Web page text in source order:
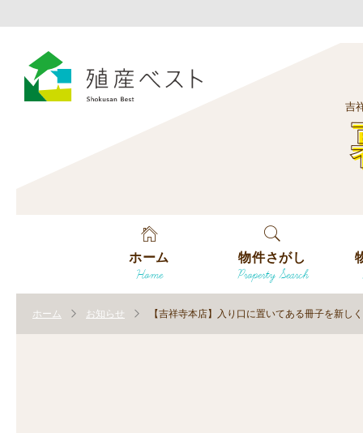
吉
ホーム
Home
物件さがし
Property Search
す
ホーム お知らせ 【吉祥寺本店】入り口に置いてある冊子を新し